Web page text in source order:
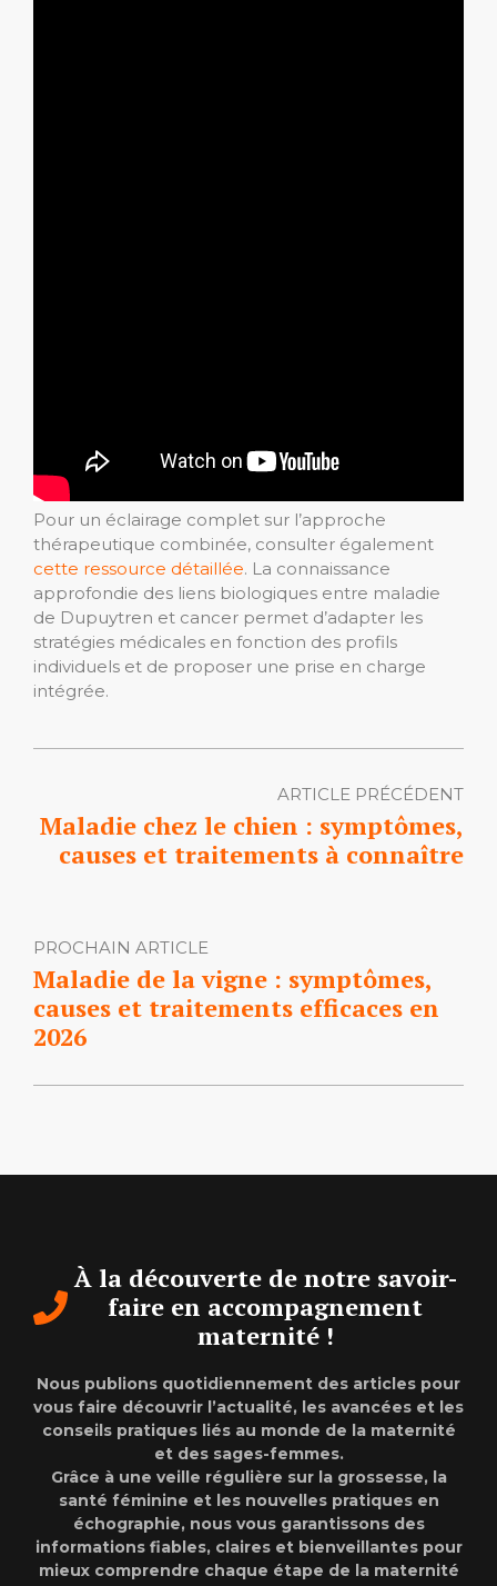
Pour un éclairage complet sur l’approche
thérapeutique combinée, consulter également
cette ressource détaillée. La connaissance
approfondie des liens biologiques entre maladie
de Dupuytren et cancer permet d’adapter les
stratégies médicales en fonction des profils
individuels et de proposer une prise en charge
intégrée.
ARTICLE PRÉCÉDENT
Maladie chez le chien : symptômes,
causes et traitements à connaître
PROCHAIN ARTICLE
Maladie de la vigne : symptômes,
causes et traitements efficaces en
2026
À la découverte de notre savoir-
faire en accompagnement
maternité !
Nous publions quotidiennement des articles pour
vous faire découvrir l’actualité, les avancées et les
conseils pratiques liés au monde de la maternité
et des sages-femmes.
Grâce à une veille régulière sur la grossesse, la
santé féminine et les nouvelles pratiques en
échographie, nous vous garantissons des
informations fiables, claires et bienveillantes pour
mieux comprendre chaque étape de la maternité